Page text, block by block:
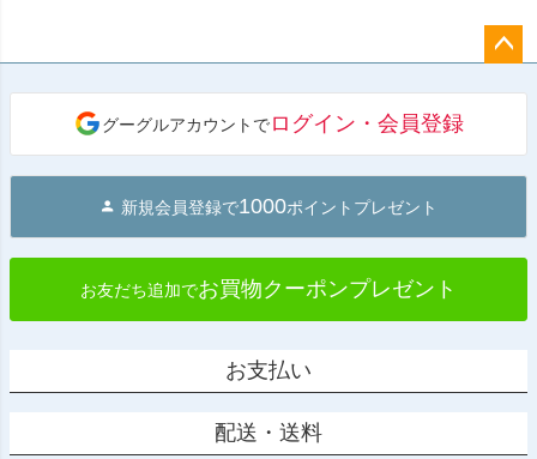
へ
グーグルアカウントでログイン・会員登録
新規会員登録で1000ポイントプレゼント
お友だち追加でお買物クーポンプレゼント
お支払い
配送・送料